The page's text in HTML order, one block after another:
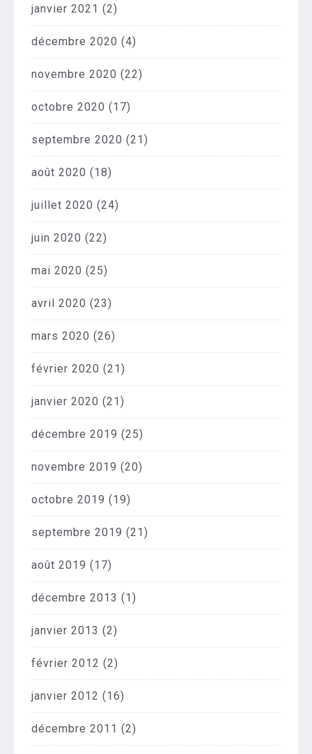
janvier 2021 (2)
décembre 2020 (4)
novembre 2020 (22)
octobre 2020 (17)
septembre 2020 (21)
août 2020 (18)
juillet 2020 (24)
juin 2020 (22)
mai 2020 (25)
avril 2020 (23)
mars 2020 (26)
février 2020 (21)
janvier 2020 (21)
décembre 2019 (25)
novembre 2019 (20)
octobre 2019 (19)
septembre 2019 (21)
août 2019 (17)
décembre 2013 (1)
janvier 2013 (2)
février 2012 (2)
janvier 2012 (16)
décembre 2011 (2)